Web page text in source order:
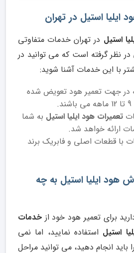
استیل در تهران
استیل در تهران خدمات متفاوتی
در نظر گرفته است که می توانید در
با این خدمات آشنا شوید:
در جهت تعمیر هود تعویض شده
تعمیرات هود ایلیا استیل به شما
ارائه خواهد شد.
با قطعات اصلی و فابریک برند
ایلیا استیل به چه
برای تعمیر هود خود از خدمات
استیل استفاده نمایید، اما نمی
باید انجام دهید، می توانید مراحل